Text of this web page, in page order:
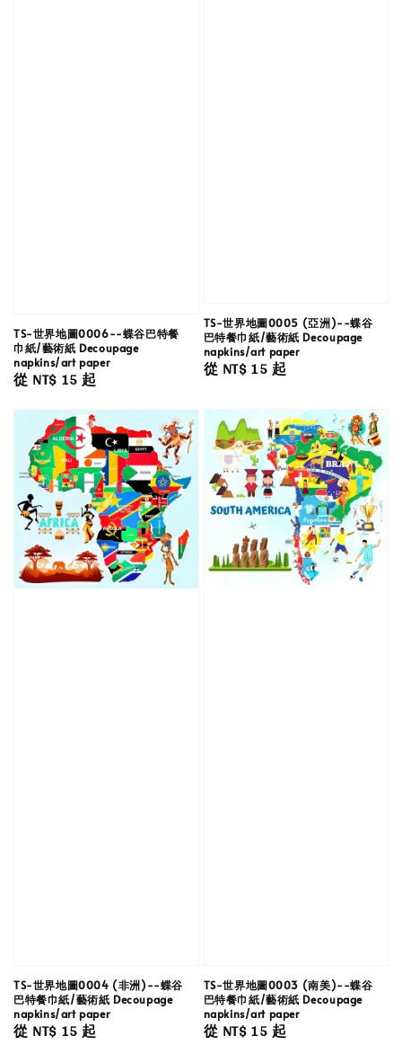
TS-世界地圖0006--蝶谷巴特餐
巾紙/藝術紙 Decoupage
napkins/art paper
Regular
從 NT$ 15起
TS-世界地圖0005 (亞洲)--蝶谷
巴特餐巾紙/藝術紙 Decoupage
napkins/art paper
Regular
從 NT$ 15起
TS-世界地圖0004 (非洲)--蝶谷
巴特餐巾紙/藝術紙 Decoupage
napkins/art paper
Regular
從 NT$ 15起
TS-世界地圖0003 (南美)--蝶谷
巴特餐巾紙/藝術紙 Decoupage
napkins/art paper
Regular
從 NT$ 15起